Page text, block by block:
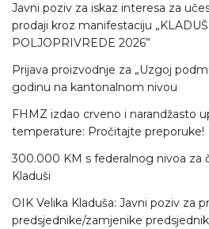
Javni poziv za iskaz interesa za
prodaji kroz manifestaciju
POLJOPRIVREDE 2026”
Prijava proizvodnje za „Uzgoj
godinu na kantonalnom nivou
FHMZ izdao crveno i narandžasto
temperature: Pročitajte preporuke!
300.000 KM s federalnog nivoa za
Kladuši
OIK Velika Kladuša: Javni poziv za
predsjednike/zamjenike